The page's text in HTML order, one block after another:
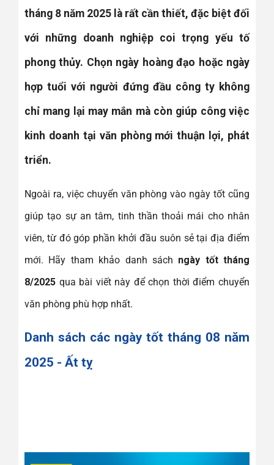
tháng 8 năm 2025 là rất cần thiết, đặc biệt đối
với những doanh nghiệp coi trọng yếu tố
phong thủy. Chọn ngày hoàng đạo hoặc ngày
hợp tuổi với người đứng đầu công ty không
chỉ mang lại may mắn mà còn giúp công việc
kinh doanh tại văn phòng mới thuận lợi, phát
triển.
Ngoài ra, việc chuyển văn phòng vào ngày tốt cũng
giúp tạo sự an tâm, tinh thần thoải mái cho nhân
viên, từ đó góp phần khởi đầu suôn sẻ tại địa điểm
mới. Hãy tham khảo danh sách ngày tốt tháng
8/2025 qua bài viết này để chọn thời điểm chuyển
văn phòng phù hợp nhất.
Danh sách các ngày tốt tháng 08 năm
2025 - Ất tỵ